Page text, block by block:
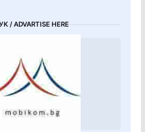
ADVARTISE HERE